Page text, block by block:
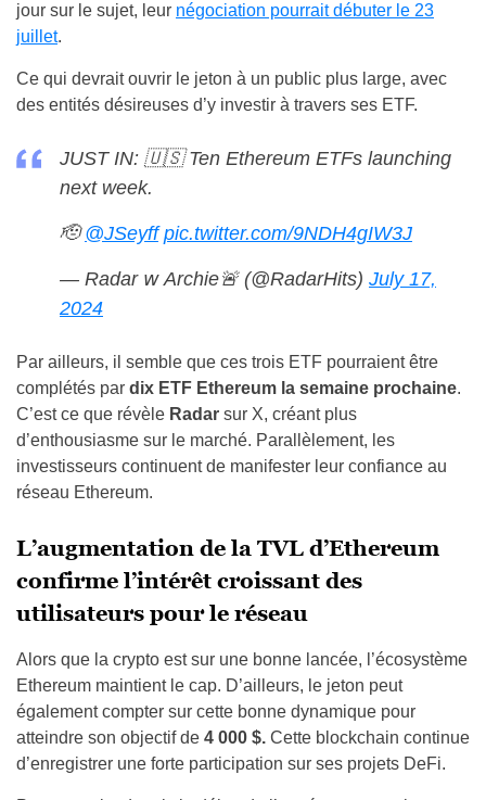
jour sur le sujet, leur négociation pourrait débuter le 23
juillet.
Ce qui devrait ouvrir le jeton à un public plus large, avec
des entités désireuses d’y investir à travers ses ETF.
JUST IN: 🇺🇸 Ten Ethereum ETFs launching
next week.
🫡@JSeyff pic.twitter.com/9NDH4gIW3J
— Radar 𝘸​ Archie🚨 (@RadarHits) July 17,
2024
Par ailleurs, il semble que ces trois ETF pourraient être
complétés par dix ETF Ethereum la semaine prochaine.
C’est ce que révèle Radar sur X, créant plus
d’enthousiasme sur le marché. Parallèlement, les
investisseurs continuent de manifester leur confiance au
réseau Ethereum.
L’augmentation de la TVL d’Ethereum
confirme l’intérêt croissant des
utilisateurs pour le réseau
Alors que la crypto est sur une bonne lancée, l’écosystème
Ethereum maintient le cap. D’ailleurs, le jeton peut
également compter sur cette bonne dynamique pour
atteindre son objectif de 4 000 $. Cette blockchain continue
d’enregistrer une forte participation sur ses projets DeFi.